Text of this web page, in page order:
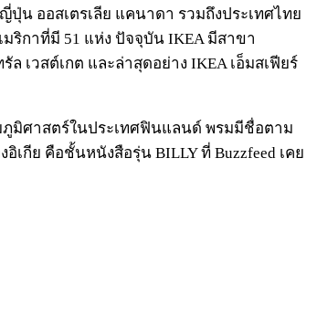
น ออสเตรเลีย แคนาดา รวมถึงประเทศไทย
ริกาที่มี 51 แห่ง ปัจจุบัน IKEA มีสาขา
เวสต์เกต และล่าสุดอย่าง IKEA เอ็มสเฟียร์
มิศาสตร์ในประเทศฟินแลนด์ พรมมีชื่อตาม
ย คือชั้นหนังสือรุ่น BILLY ที่ Buzzfeed เคย